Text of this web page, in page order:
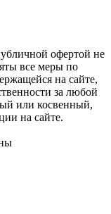
офертой не
все меры по
на сайте,
за любой
или косвенный,
на сайте.